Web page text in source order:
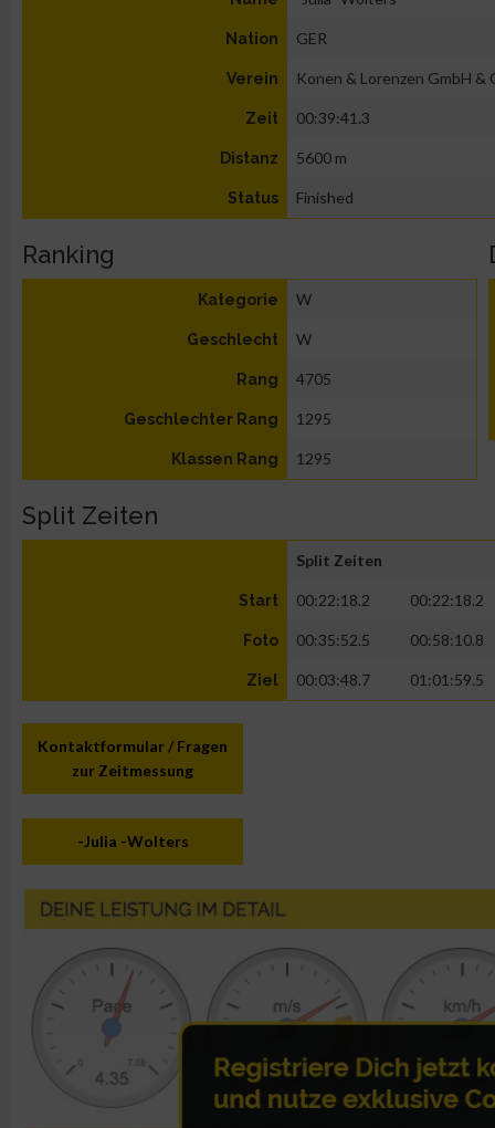
Nation GER
Verein Konen & Lorenzen GmbH &
Zeit 00:39:41.3
Distanz 5600 m
Status Finished
Ranking
Kategorie W
Geschlecht W
Rang 4705
Geschlechter Rang 1295
Klassen Rang 1295
Split Zeiten
Split Zeiten
Start 00:22:18.2 00:22:18.2
Foto 00:35:52.5 00:58:10.8
Ziel 00:03:48.7 01:01:59.5
Kontaktformular / Fragen
zur Zeitmessung
-Julia -Wolters